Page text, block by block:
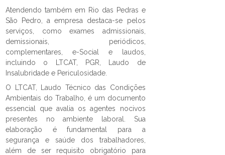
Atendendo também em Rio das Pedras e
São Pedro, a empresa destaca-se pelos
serviços, como exames admissionais,
demissionais, periódicos,
complementares, e-Social e laudos,
incluindo o LTCAT, PGR, Laudo de
Insalubridade e Periculosidade.
O LTCAT, Laudo Técnico das Condições
Ambientais do Trabalho, é um documento
essencial que avalia os agentes nocivos
presentes no ambiente laboral. Sua
elaboração é fundamental para a
segurança e saúde dos trabalhadores,
além de ser requisito obrigatório para